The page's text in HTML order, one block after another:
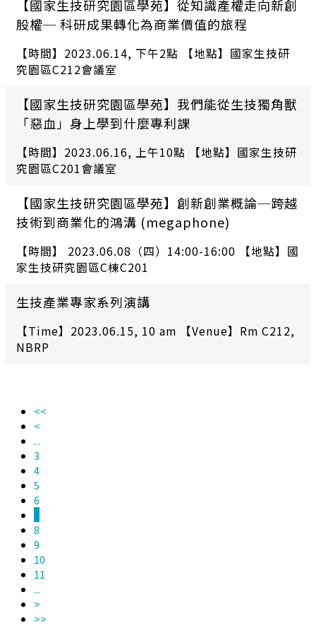
【國家生技研究園區學苑】從知識產權走向新創
股權─ 科研成果轉化為商業價值的旅程
【時間】2023.06.14, 下午2點 【地點】國家生技研
究園區C212會議室
【國家生技研究園區學苑】我們能從生技獨角獸
「惡血」身上學到什麼專利課
【時間】2023.06.16, 上午10點 【地點】國家生技研
究園區C201會議室
【國家生技研究園區學苑】創新創業概論─跨越
技術到商業化的鴻溝 (megaphone)
【時間】 2023.06.08（四）14:00-16:00 【地點】國
家生技研究園區C棟C201
生技產業專家系列演講
【Time】2023.06.15, 10 am 【Venue】Rm C212,
NBRP
<<
<
...
3
4
5
6
8
9
10
11
...
>
>>